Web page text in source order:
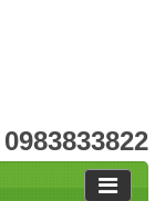
0983833822